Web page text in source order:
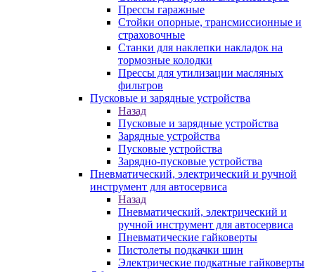
Прессы гаражные
Стойки опорные, трансмиссионные и
страховочные
Станки для наклепки накладок на
тормозные колодки
Прессы для утилизации масляных
фильтров
Пусковые и зарядные устройства
Назад
Пусковые и зарядные устройства
Зарядные устройства
Пусковые устройства
Зарядно-пусковые устройства
Пневматический, электрический и ручной
инструмент для автосервиса
Назад
Пневматический, электрический и
ручной инструмент для автосервиса
Пневматические гайковерты
Пистолеты подкачки шин
Электрические подкатные гайковерты